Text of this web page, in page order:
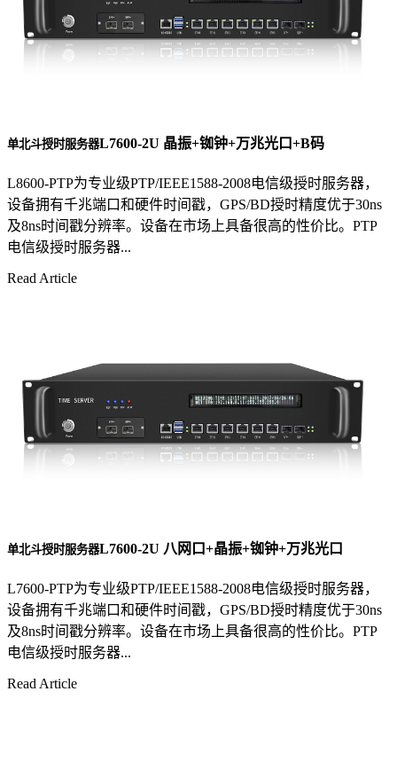
单北斗授时服务器L7600-2U 晶振+铷钟+万兆光口+B码
L8600-PTP为专业级PTP/IEEE1588-2008电信级授时服务器，
设备拥有千兆端口和硬件时间戳，GPS/BD授时精度优于30ns
及8ns时间戳分辨率。设备在市场上具备很高的性价比。PTP
电信级授时服务器...
Read Article
单北斗授时服务器L7600-2U 八网口+晶振+铷钟+万兆光口
L7600-PTP为专业级PTP/IEEE1588-2008电信级授时服务器，
设备拥有千兆端口和硬件时间戳，GPS/BD授时精度优于30ns
及8ns时间戳分辨率。设备在市场上具备很高的性价比。PTP
电信级授时服务器...
Read Article